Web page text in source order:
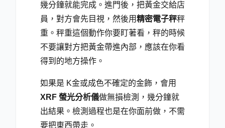
幾分鐘就能完成。進門後，把黃金交給店
員，對方會先目視，然後用精密電子秤秤
重。秤重這個動作你要盯著看，秤的時候
不要讓對方把黃金帶進內部，應該在你看
得到的地方操作。
如果是 K金或成色不確定的金飾，會用
XRF 螢光分析儀做無損檢測，幾分鐘就
出結果。檢測過程也是在你面前做，不需
要把東西帶走。